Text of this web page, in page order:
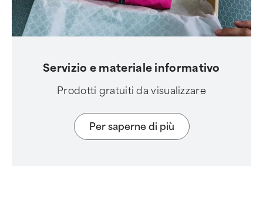
Servizio e materiale informativo
Prodotti gratuiti da visualizzare
Per saperne di più